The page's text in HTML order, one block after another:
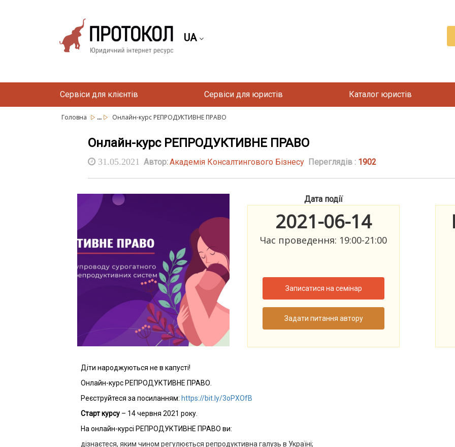
UA
Сервіси для клієнтів Сервіси для юристів Каталог юристів
Головна ... Онлайн-курс РЕПРОДУКТИВНЕ ПРАВО
Онлайн-курс РЕПРОДУКТИВНЕ ПРАВО
31.05.2021 Автор:Академія Консалтингового Бізнесу Переглядів : 1902
Дата події
2021-06-14
Час проведення: 19:00-21:00
Записатися на семінар
Задати питання автору
Діти народжуються не в капусті!
Онлайн-курс РЕПРОДУКТИВНЕ ПРАВО.
Реєструйтеся за посиланням: https://bit.ly/3oPXOfB
Старт курсу – 14 червня 2021 року.
На онлайн-курсі РЕПРОДУКТИВНЕ ПРАВО ви:
дізнаєтеся, яким чином регулюється репродуктивна галузь в Україні;